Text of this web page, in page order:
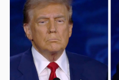
조 바이든 행정부 하에서 시행되고 있는
건설하면 보조금을 주는 반도체칩과학
이하 칩스법), 인플레이션감축법(IRA) 등
미 대선 후폭풍 긴급 진단… 내 월급∙주식